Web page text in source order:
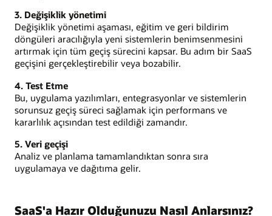
3. Değişiklik yönetimi
Değişiklik yönetimi aşaması, eğitim ve geri bildirim
döngüleri aracılığıyla yeni sistemlerin benimsenmesini
artırmak için tüm geçiş sürecini kapsar. Bu adım bir SaaS
geçişini gerçekleştirebilir veya bozabilir.
4. Test Etme
Bu, uygulama yazılımları, entegrasyonlar ve sistemlerin
sorunsuz geçiş süreci sağlamak için performans ve
kararlılık açısından test edildiği zamandır.
5. Veri geçişi
Analiz ve planlama tamamlandıktan sonra sıra
uygulamaya ve dağıtıma gelir.
SaaS'a Hazır Olduğunuzu Nasıl Anlarsınız?